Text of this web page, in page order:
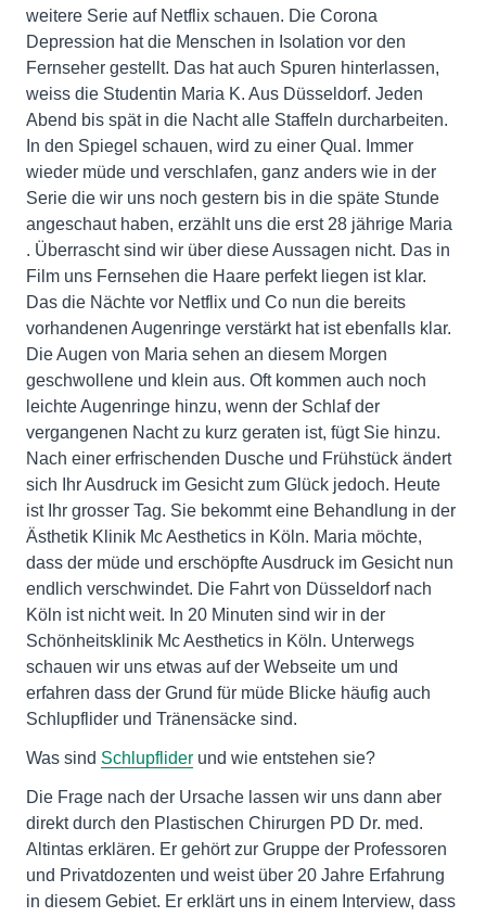
weitere Serie auf Netflix schauen. Die Corona
Depression hat die Menschen in Isolation vor den
Fernseher gestellt. Das hat auch Spuren hinterlassen,
weiss die Studentin Maria K. Aus Düsseldorf. Jeden
Abend bis spät in die Nacht alle Staffeln durcharbeiten.
In den Spiegel schauen, wird zu einer Qual. Immer
wieder müde und verschlafen, ganz anders wie in der
Serie die wir uns noch gestern bis in die späte Stunde
angeschaut haben, erzählt uns die erst 28 jährige Maria
. Überrascht sind wir über diese Aussagen nicht. Das in
Film uns Fernsehen die Haare perfekt liegen ist klar.
Das die Nächte vor Netflix und Co nun die bereits
vorhandenen Augenringe verstärkt hat ist ebenfalls klar.
Die Augen von Maria sehen an diesem Morgen
geschwollene und klein aus. Oft kommen auch noch
leichte Augenringe hinzu, wenn der Schlaf der
vergangenen Nacht zu kurz geraten ist, fügt Sie hinzu.
Nach einer erfrischenden Dusche und Frühstück ändert
sich Ihr Ausdruck im Gesicht zum Glück jedoch. Heute
ist Ihr grosser Tag. Sie bekommt eine Behandlung in der
Ästhetik Klinik Mc Aesthetics in Köln. Maria möchte,
dass der müde und erschöpfte Ausdruck im Gesicht nun
endlich verschwindet. Die Fahrt von Düsseldorf nach
Köln ist nicht weit. In 20 Minuten sind wir in der
Schönheitsklinik Mc Aesthetics in Köln. Unterwegs
schauen wir uns etwas auf der Webseite um und
erfahren dass der Grund für müde Blicke häufig auch
Schlupflider und Tränensäcke sind.
Was sind Schlupflider und wie entstehen sie?
Die Frage nach der Ursache lassen wir uns dann aber
direkt durch den Plastischen Chirurgen PD Dr. med.
Altintas erklären. Er gehört zur Gruppe der Professoren
und Privatdozenten und weist über 20 Jahre Erfahrung
in diesem Gebiet. Er erklärt uns in einem Interview, dass